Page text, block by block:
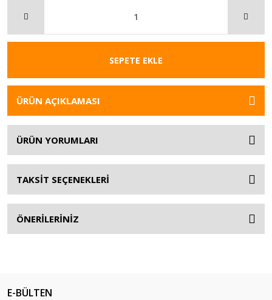
SEPETE EKLE
ÜRÜN AÇIKLAMASI
ÜRÜN YORUMLARI
TAKSİT SEÇENEKLERİ
ÖNERİLERİNİZ
E-BÜLTEN